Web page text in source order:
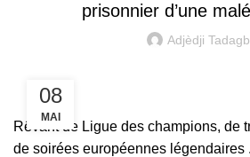
prisonnier d’une
Adjèdji
08
MAI
Rêvant de Ligue des champions, de
de soirées européennes légendaires